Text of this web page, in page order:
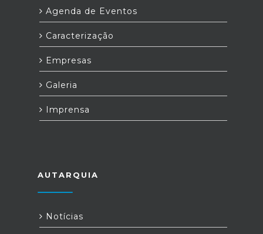
Agenda de Eventos
Caracterização
Empresas
Galeria
Imprensa
AUTARQUIA
Notícias